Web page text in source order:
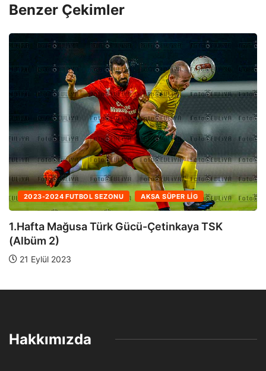
Benzer Çekimler
2023-2024 FUTBOL SEZONU AKSA SÜPER LIG
1.Hafta Mağusa Türk Gücü-Çetinkaya TSK
(Albüm 1)
21 Eylül 2023
Hakkımızda